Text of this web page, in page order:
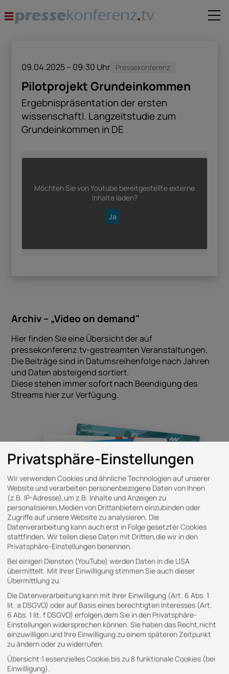
09.04.2025 – 09:30 Uhr Pressekonferenz
Pilotprojekt Grundeinkommen
Ergebnispräsentation der ersten
wissenschaftl. Langzeitstudie zum
Grundeinkommen in DE
Möchten Sie vonYoutube bereitgestellte externe
Inhalte laden?
Ja
Archiv – „Video on demand"
Hier finden Sie eine Übersicht der auf
pressekonferenz.tv-gestreamten Veranstaltungen.
Die Beiträge sind in Datumsreihenfolge nach Jahren
und Daten absteigend sortiert.
Diese stehen immer sofort nach Beendigung des
Streams hier zur Verfügung.
KONTAKT
Gern stehen wir Ihnen für Ihre Anfragen zur
Verfügung.
Privatsphäre-Einstellungen
Wir verwenden Cookies und ähnliche Technologien auf unserer
Website und verarbeiten personenbezogene Daten von Ihnen
(z.B. IP-Adresse),um z.B. Inhalte und Anzeigen zu
personalisieren,Medien von Drittanbietern einzubinden oder
Zugriffe auf unsere Website zu analysieren. Die
Datenverarbeitung kann auch erst in Folge gesetzter Cookies
stattfinden. Wir teilen diese Daten mit Dritten,die wir in den
Privatsphäre-Einstellungen benennen.
Bei einigen Diensten (YouTube) werden Daten in die USA
übermittelt. Mit Ihrer Einwilligung stimmen Sie auch dieser
Übermittlung zu.
Die Datenverarbeitung kann mit Ihrer Einwilligung (Art. 6 Abs. 1
lit. a DSGVO) oder auf Basis eines berechtigten Interesses (Art.
6 Abs. 1 lit. f DSGVO) erfolgen,dem Sie in den Privatsphäre-
Einstellungen widersprechen können. Sie haben das Recht,nicht
einzuwilligen und Ihre Einwilligung zu einem späteren Zeitpunkt
zu ändern oder zu widerrufen.
Übersicht:1 essenzielles Cookie,bis zu 8 funktionale Cookies (bei
Einwilligung).